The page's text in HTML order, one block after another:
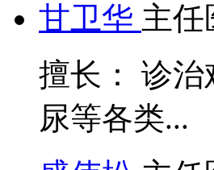
甘卫华 主任
擅长： 诊
尿等各类...